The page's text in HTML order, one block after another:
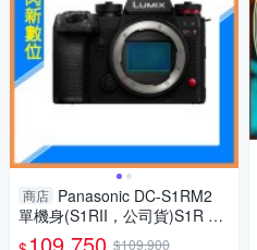
商店 Panasonic DC-S1RM2
單機身(S1RII，公司貨)S1R Ma
rk II S1R2
$109,900